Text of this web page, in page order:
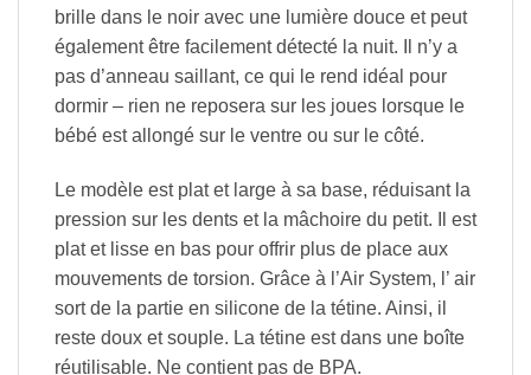
brille dans le noir avec une lumière douce et peut
également être facilement détecté la nuit. Il n’y a
pas d’anneau saillant, ce qui le rend idéal pour
dormir – rien ne reposera sur les joues lorsque le
bébé est allongé sur le ventre ou sur le côté.
Le modèle est plat et large à sa base, réduisant la
pression sur les dents et la mâchoire du petit. Il est
plat et lisse en bas pour offrir plus de place aux
mouvements de torsion. Grâce à l’Air System, l’ air
sort de la partie en silicone de la tétine. Ainsi, il
reste doux et souple. La tétine est dans une boîte
réutilisable. Ne contient pas de BPA.